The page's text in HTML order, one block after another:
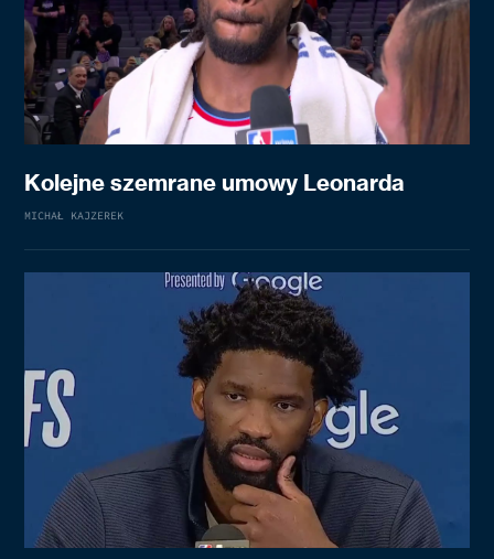
Kolejne szemrane umowy Leonarda
MICHAŁ KAJZEREK